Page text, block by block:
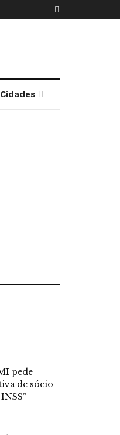
Cidades
pede
de sócio